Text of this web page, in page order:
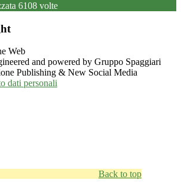
6108 volte
and powered by Gruppo Spaggiari
Publishing & New Social Media
dati personali
Back to top